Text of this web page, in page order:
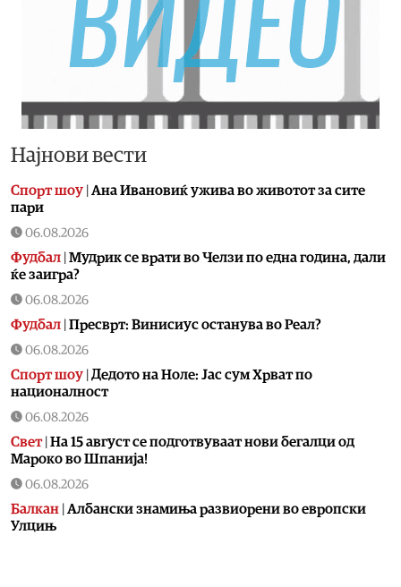
Најнови вести
Спорт шоу Aна Ивановиќ ужива во животот за сите
пари
06.08.2026
Фудбал Мудрик се врати во Челзи по една година, дали
ќе заигра?
06.08.2026
Фудбал Пресврт: Винисиус останува во Реал?
06.08.2026
Спорт шоу Дедото на Ноле: Јас сум Хрват по
националност
06.08.2026
Свет| На 15 август се подготвуваат нови бегалци од
Мароко во Шпанија!
06.08.2026
Балкан Албански знамиња развиорени во европски
Улцињ